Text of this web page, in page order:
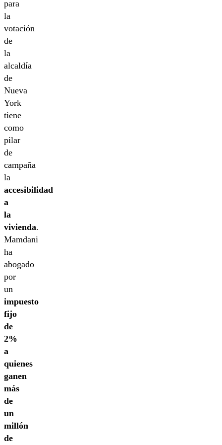
para
la
votación
de
la
alcaldía
de
Nueva
York
tiene
como
pilar
de
campaña
la
accesibilidad
a
la
vivienda.
Mamdani
ha
abogado
por
un
impuesto
fijo
de
2%
a
quienes
ganen
más
de
un
millón
de